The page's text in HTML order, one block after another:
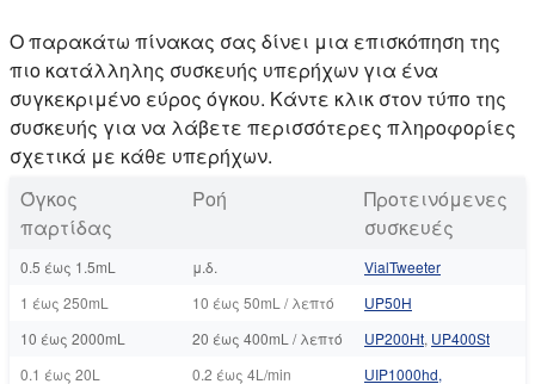
Ο παρακάτω πίνακας σας δίνει μια επισκόπηση της
πιο κατάλληλης συσκευής υπερήχων για ένα
συγκεκριμένο εύρος όγκου. Κάντε κλικ στον τύπο της
συσκευής για να λάβετε περισσότερες πληροφορίες
σχετικά με κάθε υπερήχων.
Όγκος
παρτίδας
Ροή
Προτεινόμενες
συσκευές
0.5 έως 1.5mL μ.δ.
VialTweeter
1 έως 250mL
10 έως 50mL / λεπτό
UP50Η
10 έως 2000mL
20 έως 400mL / λεπτό UP200Ht, UP400St
0.1 έως 20L
0.2 έως 4L/min
UIP1000hd,